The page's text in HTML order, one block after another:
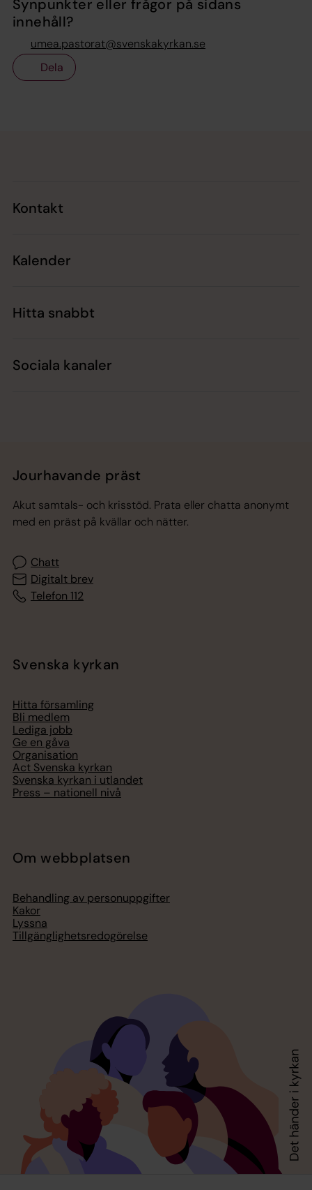
Synpunkter eller frågor på sidans
innehåll?
umea.pastorat@svenskakyrkan.se
Dela
Kontakt
Kalender
Hitta snabbt
Sociala kanaler
Jourhavande präst
Akut samtals- och krisstöd. Prata eller chatta anonymt
med en präst på kvällar och nätter.
Chatt
Digitalt brev
Telefon 112
Svenska kyrkan
Hitta församling
Bli medlem
Lediga jobb
Ge en gåva
Organisation
Act Svenska kyrkan
Svenska kyrkan i utlandet
Press – nationell nivå
Om webbplatsen
Behandling av personuppgifter
Kakor
Lyssna
Tillgänglighetsredogörelse